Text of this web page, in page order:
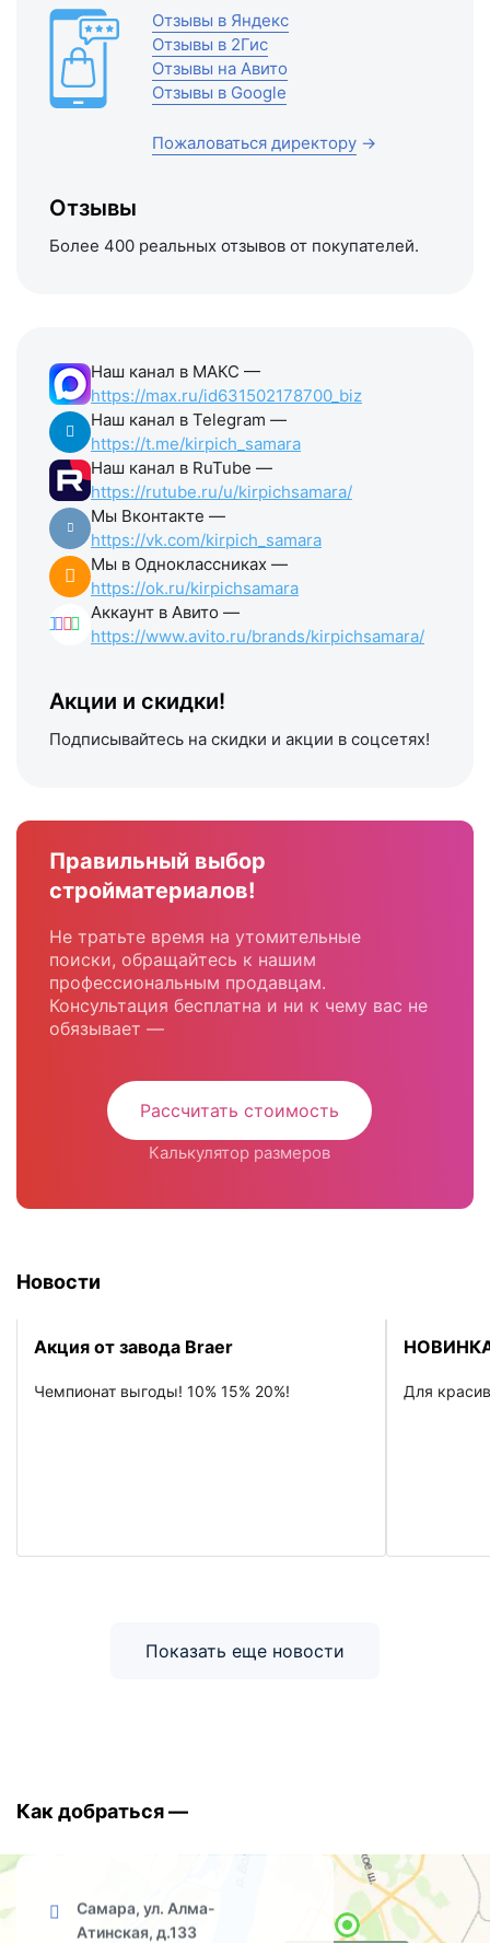
Отзывы в Яндекс
Отзывы в 2Гис
Отзывы на Авито
Отзывы в Google
Пожаловаться директору →
Отзывы
Более 400 реальных отзывов от покупателей.
Наш канал в МАКС —
https://max.ru/id631502178700_biz
Наш канал в Telegram —
https://t.me/kirpich_samara
Наш канал в RuTube —
https://rutube.ru/u/kirpichsamara/
Мы Вконтакте —
https://vk.com/kirpich_samara
Мы в Одноклассниках —
https://ok.ru/kirpichsamara
Аккаунт в Авито —
https://www.avito.ru/brands/kirpichsamara/
Акции и скидки!
Подписывайтесь на скидки и акции в соцсетях!
Правильный выбор
стройматериалов!
Не тратьте время на утомительные
поиски, обращайтесь к нашим
профессиональным продавцам.
Консультация бесплатна и ни к чему вас не
обязывает —
Рассчитать стоимость
Калькулятор размеров
Новости
Акция от завода Braer
Чемпионат выгоды! 10% 15% 20%! Для
Показать еще новости
Как добраться —
Самара, ул. Алма-
Атинская, д.133